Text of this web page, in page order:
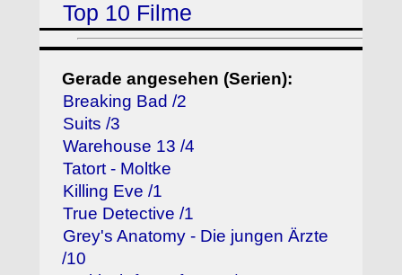
Top 10 Filme
Gerade angesehen (Serien):
Breaking Bad /2
Suits /3
Warehouse 13 /4
Tatort - Moltke
Killing Eve /1
True Detective /1
Grey's Anatomy - Die jungen Ärzte
/10